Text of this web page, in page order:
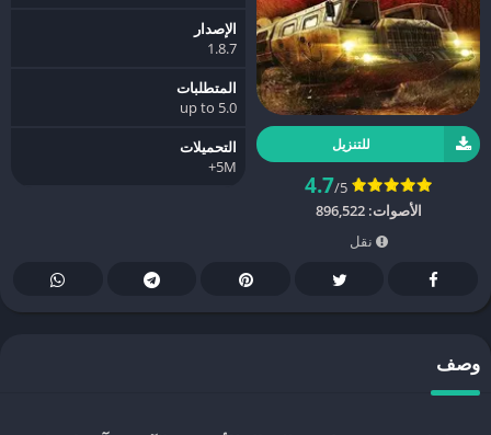
للتنزيل
4.7/5
الأصوات:896,522
نقل
الإصدار
1.8.7
المتطلبات
5.0 up to
التحميلات
5M+
وصف